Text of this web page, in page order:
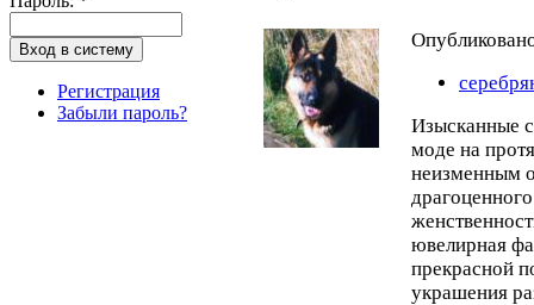
Регистрация
Забыли пароль?
Изысканные
моде на
неизменным
ювелирная
прекрасной
украшения